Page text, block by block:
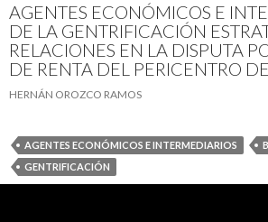
AGENTES ECONÓMICOS E
DE LA GENTRIFICACIÓN
RELACIONES EN LA DISPUTA
DE RENTA DEL PERICENTRO
HERNÁN OROZCO RAMOS
AGENTES ECONÓMICOS E INTERMEDIARIOS
GENTRIFICACIÓN